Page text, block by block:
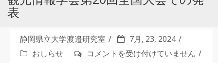
表
静岡県立大学渡邉研究室
7月, 23, 2024
おしらせ
観
コメントを受け付けていません